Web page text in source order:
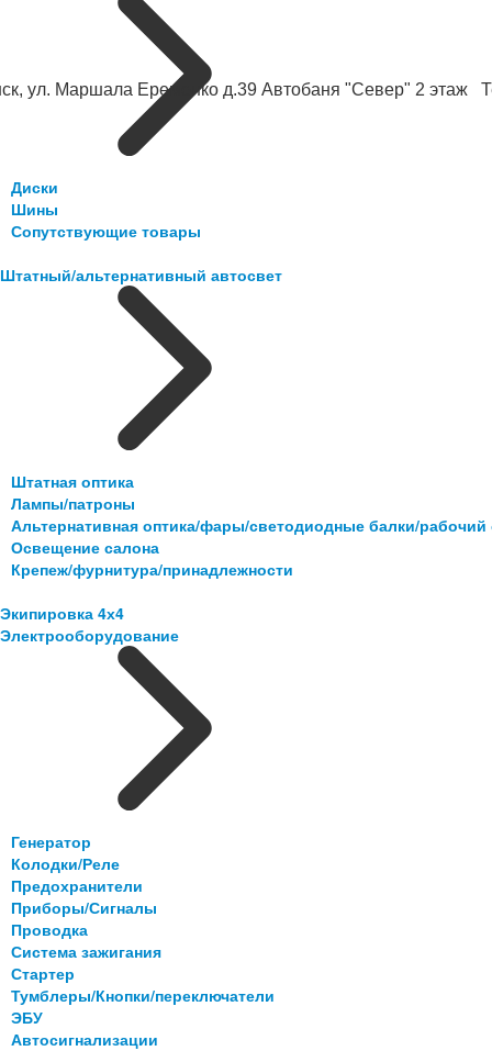
ул. Маршала Еременко д.39 Автобаня "Север" 2 этаж
Диски
Шины
Сопутствующие товары
Штатный/альтернативный автосвет
Штатная оптика
Лампы/патроны
Альтернативная оптика/фары/светодиодные балки/рабочий
Освещение салона
Крепеж/фурнитура/принадлежности
Экипировка 4х4
Электрооборудование
Генератор
Колодки/Реле
Предохранители
Приборы/Сигналы
Проводка
Система зажигания
Стартер
Тумблеры/Кнопки/переключатели
ЭБУ
Автосигнализации